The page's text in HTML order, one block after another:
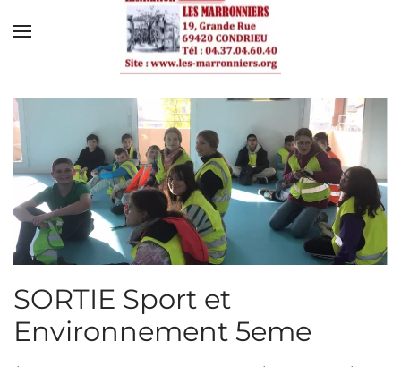
Skip to main content
SORTIE Sport et
Environnement 5eme